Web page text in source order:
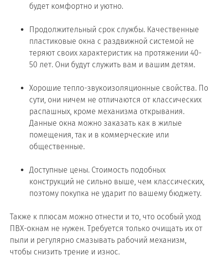
будет комфортно и уютно.
Продолжительный срок службы. Качественные
пластиковые окна с раздвижной системой не
теряют своих характеристик на протяжении 40-
50 лет. Они будут служить вам и вашим детям.
Хорошие тепло-звукоизоляционные свойства. По
сути, они ничем не отличаются от классических
распашных, кроме механизма открывания.
Данные окна можно заказать как в жилые
помещения, так и в коммерческие или
общественные.
Доступные цены. Стоимость подобных
конструкций не сильно выше, чем классических,
поэтому покупка не ударит по вашему бюджету.
Также к плюсам можно отнести и то, что особый уход
ПВХ-окнам не нужен. Требуется только очищать их от
пыли и регулярно смазывать рабочий механизм,
чтобы снизить трение и износ.